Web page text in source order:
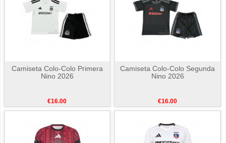
Camiseta Colo-Colo Primera
Nino 2026
€16.00
Camiseta Colo-Colo Segunda
Nino 2026
€16.00